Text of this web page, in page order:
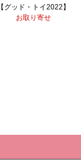
【グッド・トイ2022】
お取り寄せ